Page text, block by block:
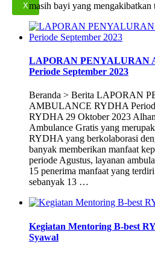
Xmasih bayi yang
LAPORAN PENYALURAN
Periode September 2023
Beranda > Berita LAPORAN
AMBULANCE RYDHA
RYDHA 29 Oktober 2023
Ambulance Gratis yang
RYDHA yang berkolaborasi
banyak memberikan manfaat
periode Agustus, layanan
15 penerima manfaat yang
sebanyak 13 …
Kegiatan Mentoring B-best
Syawal